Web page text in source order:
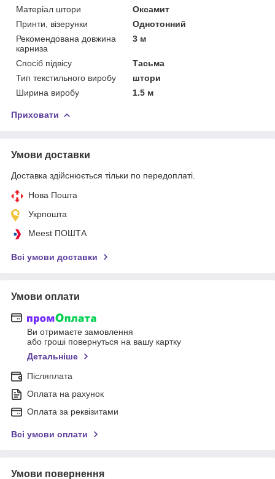
Матеріал штори
Оксамит
Принти, візерунки
Однотонний
Рекомендована довжина
карниза
3 м
Спосіб підвісу
Тасьма
Тип текстильного виробу
штори
Ширина виробу
1.5 м
Приховати
Умови доставки
Доставка здійснюється тільки по передоплаті.
Нова Пошта
Укрпошта
Meest ПОШТА
Всі умови доставки
Умови оплати
Ви отримаєте замовлення
або гроші повернуться на вашу картку
Детальніше
Післяплата
Оплата на рахунок
Оплата за реквізитами
Всі умови оплати
Умови повернення